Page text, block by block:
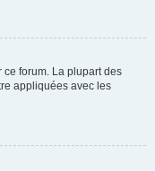
ce forum. La plupart des
appliquées avec les